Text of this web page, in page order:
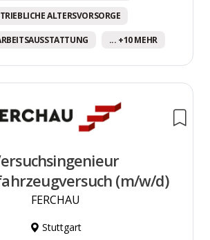
ALTERSVORSORGE
... +10 MEHR
(m/w/d)
FERCHAU
Stuttgart